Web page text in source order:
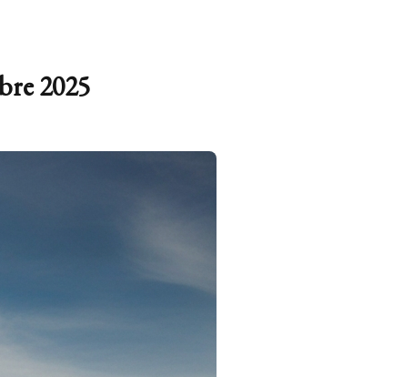
2025